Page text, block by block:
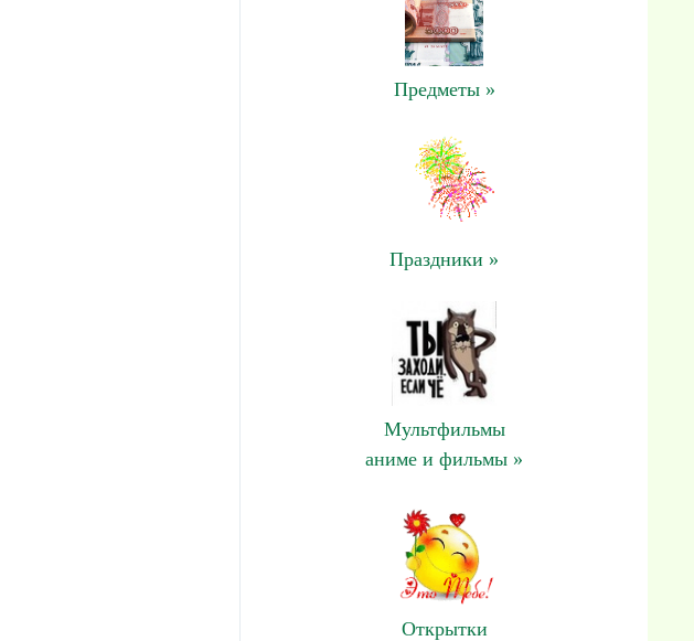
Предметы »
Праздники »
Мультфильмы
аниме и фильмы »
Открытки